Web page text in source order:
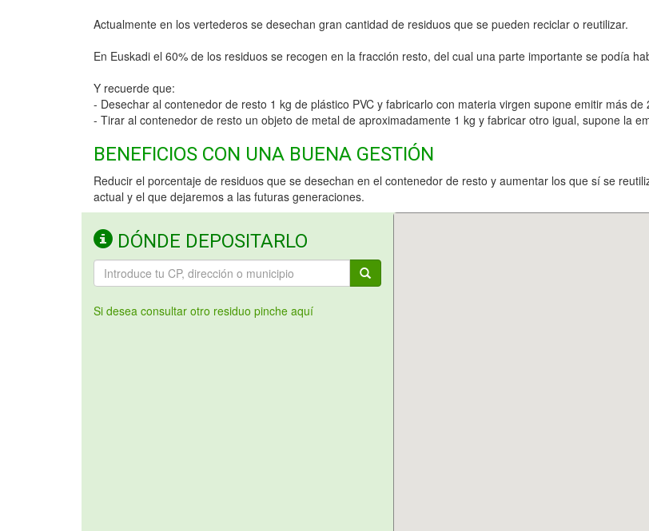
Actualmente en los vertederos se desechan gran cantidad de residuos que se pueden reciclar o reutilizar.
En Euskadi el 60% de los residuos se recogen en la fracción resto, del cual una parte importante se podía
Y recuerde que:
- Desechar al contenedor de resto 1 kg de plástico PVC y fabricarlo con materia virgen supone emitir más de
- Tirar al contenedor de resto un objeto de metal de aproximadamente 1 kg y fabricar otro igual, supone la
BENEFICIOS CON UNA BUENA GESTIÓN
Reducir el porcentaje de residuos que se desechan en el contenedor de resto y aumentar los que sí se
actual y el que dejaremos a las futuras generaciones.
DÓNDE DEPOSITARLO
Si desea consultar otro residuo pinche aquí